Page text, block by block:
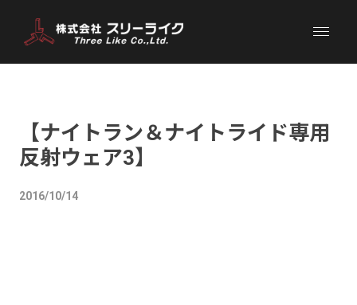
【ナイトラン＆ナイトライド専用
反射ウェア3】
2016/10/14